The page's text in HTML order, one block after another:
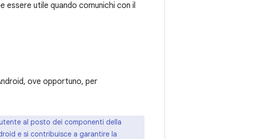
essere utile quando comunichi con il
ove opportuno, per
al posto dei componenti della
e si contribuisce a garantire la